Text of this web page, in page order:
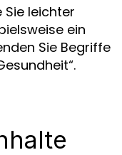
Sie leichter
ein
Sie Begriffe